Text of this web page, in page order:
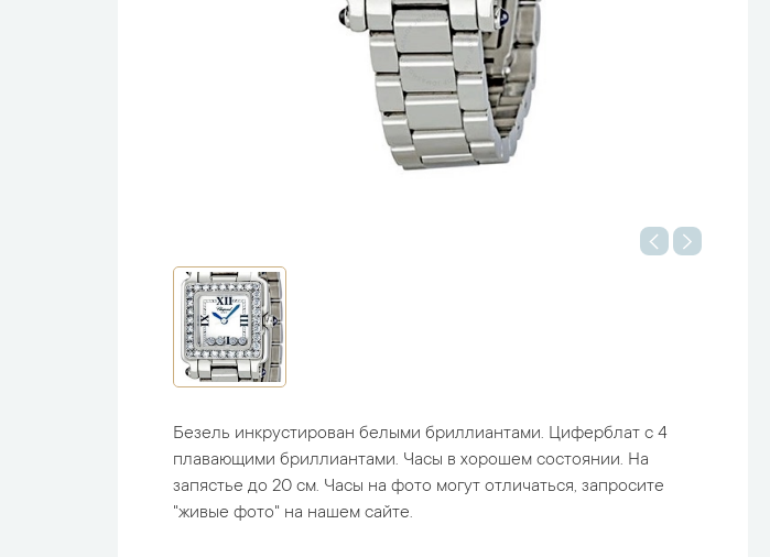
Безель инкрустирован белыми бриллиантами. Циферблат с 4
плавающими бриллиантами. Часы в хорошем состоянии. На
запястье до 20 см. Часы на фото могут отличаться, запросите
"живые фото" на нашем сайте.